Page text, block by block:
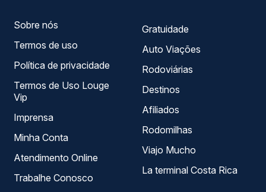
Sobre nós
Termos de uso
Política de privacidade
Termos de Uso Louge
Vip
Imprensa
Minha Conta
Atendimento Online
Trabalhe Conosco
Gratuidade
Auto Viações
Rodoviárias
Destinos
Afiliados
Rodomilhas
Viajo Mucho
La terminal Costa Rica